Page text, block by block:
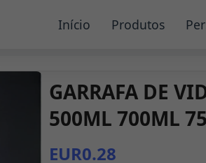
Início Produtos
GARRAFA DE
500ML 700ML
EUR0.28